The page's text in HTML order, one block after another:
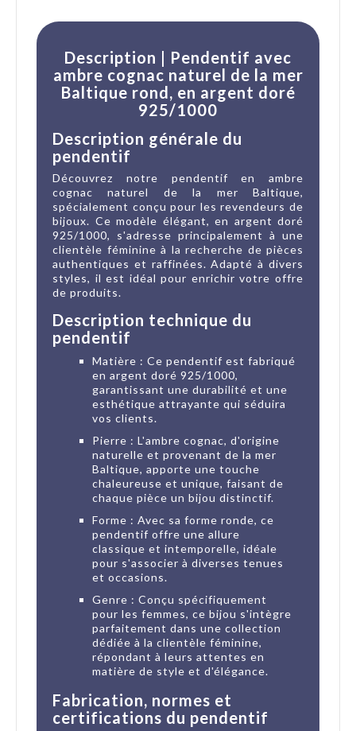
Description | Pendentif avec
ambre cognac naturel de la mer
Baltique rond, en argent doré
925/1000
Description générale du
pendentif
Découvrez notre pendentif en ambre
cognac naturel de la mer Baltique,
spécialement conçu pour les revendeurs de
bijoux. Ce modèle élégant, en argent doré
925/1000, s'adresse principalement à une
clientèle féminine à la recherche de pièces
authentiques et raffinées. Adapté à divers
styles, il est idéal pour enrichir votre offre
de produits.
Description technique du
pendentif
Matière : Ce pendentif est fabriqué
en argent doré 925/1000,
garantissant une durabilité et une
esthétique attrayante qui séduira
vos clients.
Pierre : L'ambre cognac, d'origine
naturelle et provenant de la mer
Baltique, apporte une touche
chaleureuse et unique, faisant de
chaque pièce un bijou distinctif.
Forme : Avec sa forme ronde, ce
pendentif offre une allure
classique et intemporelle, idéale
pour s'associer à diverses tenues
et occasions.
Genre : Conçu spécifiquement
pour les femmes, ce bijou s'intègre
parfaitement dans une collection
dédiée à la clientèle féminine,
répondant à leurs attentes en
matière de style et d'élégance.
Fabrication, normes et
certifications du pendentif